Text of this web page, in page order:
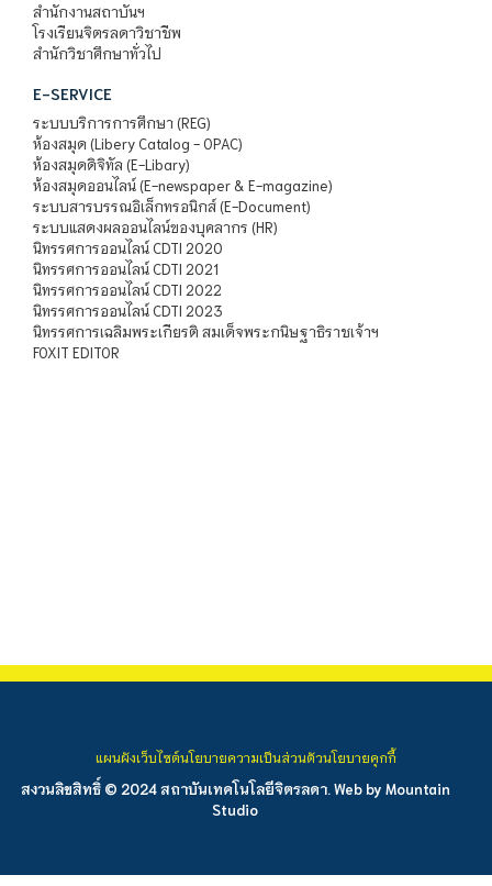
สำนักงานสถาบันฯ
โรงเรียนจิตรลดาวิชาชีพ
สำนักวิชาศึกษาทั่วไป
E-SERVICE
ระบบบริการการศึกษา (REG)
ห้องสมุด (Libery Catalog - OPAC)
ห้องสมุดดิจิทัล (E-Libary)
ห้องสมุดออนไลน์ (E-newspaper & E-magazine)
ระบบสารบรรณอิเล็กทรอนิกส์ (E-Document)
ระบบแสดงผลออนไลน์ของบุคลากร (HR)
นิทรรศการออนไลน์ CDTI 2020
นิทรรศการออนไลน์ CDTI 2021
นิทรรศการออนไลน์ CDTI 2022
นิทรรศการออนไลน์ CDTI 2023
นิทรรศการเฉลิมพระเกียรติ สมเด็จพระกนิษฐาธิราชเจ้าฯ
FOXIT EDITOR
สงวนลิขสิทธิ์ © 2024 สถาบันเทคโนโลยีจิตรลดา. Web by Mountain
Studio
แผนผังเว็บไซต์นโยบายความเป็นส่วนตัวนโยบายคุกกี้